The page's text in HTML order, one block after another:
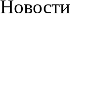
Новости